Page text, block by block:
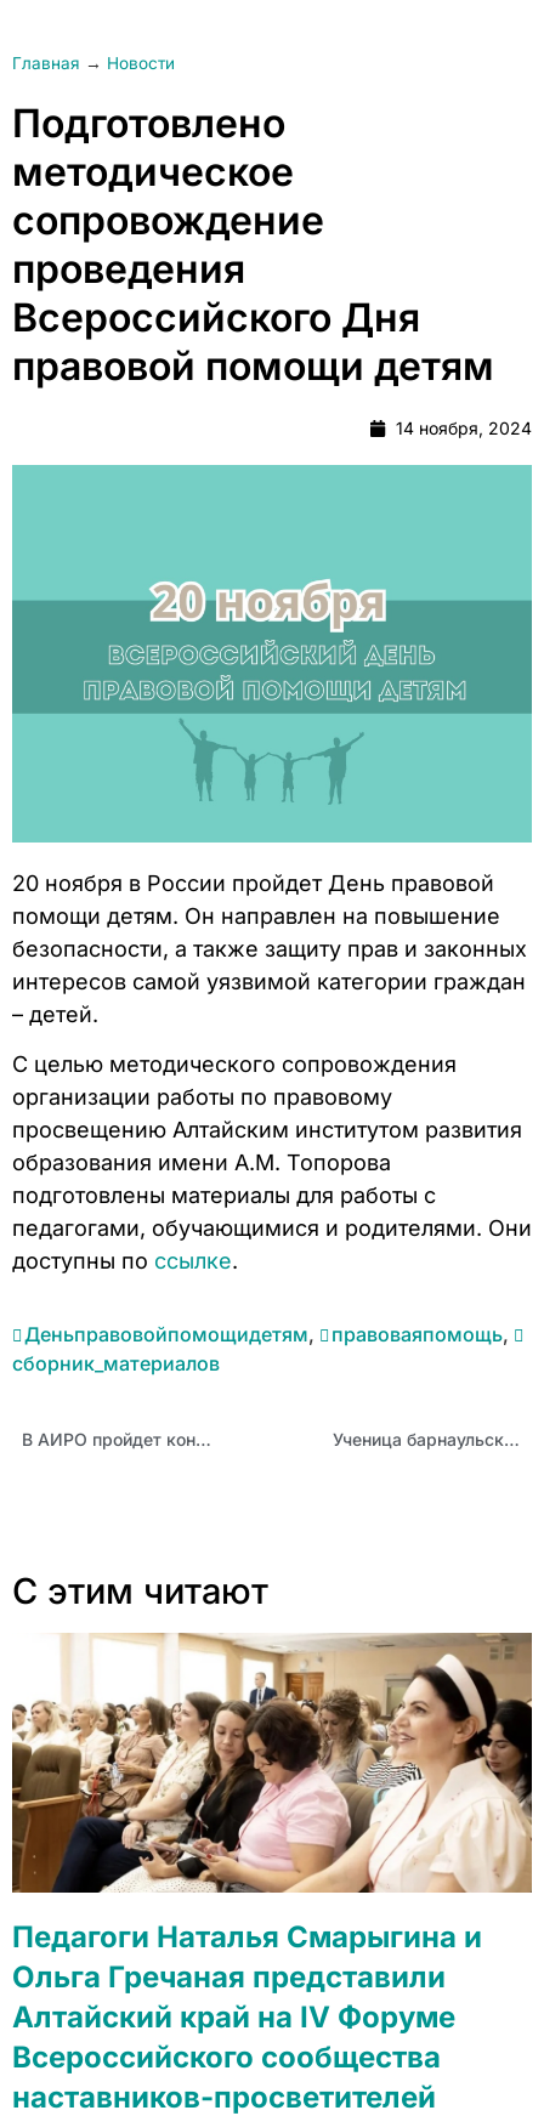
Главная → Новости
Подготовлено
методическое
сопровождение
проведения
Всероссийского Дня
правовой помощи детям
14 ноября, 2024
20 ноября в России пройдет День правовой
помощи детям. Он направлен на повышение
безопасности, а также защиту прав и законных
интересов самой уязвимой категории граждан
– детей.
С целью методического сопровождения
организации работы по правовому
просвещению Алтайским институтом развития
образования имени А.М. Топорова
подготовлены материалы для работы с
педагогами, обучающимися и родителями. Они
доступны по ссылке.
Деньправовойпомощидетям, правоваяпомощь,
сборник_материалов
В АИРО пройдет конференция «Навигаторы детства – новая философия воспитания: Алтайский край» Ученица барнаульской школы №126 выступит в финале Чемпионата по профессиональному мастерству «Профессионалы»
С этим читают
Педагоги Наталья Смарыгина и
Ольга Гречаная представили
Алтайский край на IV Форуме
Всероссийского сообщества
наставников-просветителей